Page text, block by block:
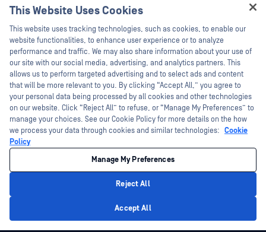
vulnerabilităților
Parteneri
Certificare
Parteneri tehnologici
Program de parteneriat de canal
Webinare
Fișe de date
Cărți albe
Instrumente gratuite
©2026 OPSWAT . Toate drepturile rezervate. OPSWAT, MetaDefender, Metascan,
MetaAccess, OPSWAT , Trust no File. Trust No Device., OPSWAT , Protecting the
World's Critical Infrastructure, Deep CDR™ Technology, InQuest, logo-ul InQuest,
DFI, RetroHunt, Deep File Inspection și Join the Hunt sunt mărci comerciale ale
OPSWAT . Mărcile comerciale ale terților sunt proprietatea deținătorilor respectivi.
Politica de confidențialitate
Opțiunile dvs. de confidențialitate din California
This Website Uses Cookies
This website uses tracking technologies, such as cookies, to enable our
website functionalities, to enhance user experience or to analyze
performance and traffic. We may also share information about your use of
our site with our social media, advertising, and analytics partners. This
allows us to perform targeted advertising and to select ads and content
that will be more relevant to you. By clicking “Accept All,” you agree to
your personal data being processed by all cookies and other technologies
on our website. Click “Reject All” to refuse, or “Manage My Preferences” to
manage your choices. See our Cookie Policy for more details on the how
we process your data through cookies and similar technologies: Cookie
Policy
Manage My Preferences
Reject All
Accept All
Hey there!
I'm Ozzy, your OPSWAT virtual assistant.
How can I help you secure what's critical
today?